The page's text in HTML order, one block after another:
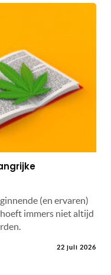
(en ervaren)
immers niet altijd
22 juli 2026